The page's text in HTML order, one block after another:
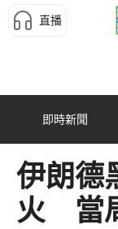
直播
即時新聞
伊朗德
火 當